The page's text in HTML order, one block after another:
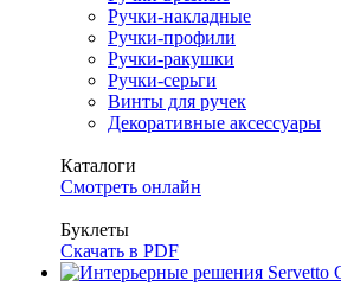
Ручки-накладные
Ручки-профили
Ручки-ракушки
Ручки-серьги
Винты для ручек
Декоративные аксессуары
Каталоги
Смотреть онлайн
Буклеты
Скачать в PDF